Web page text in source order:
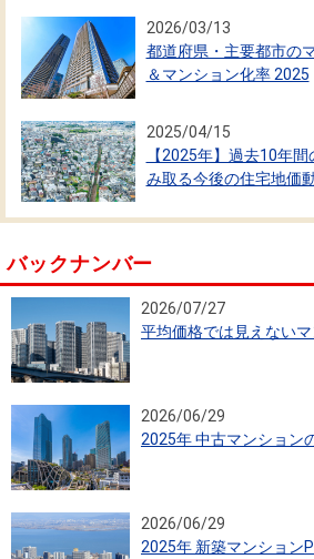
2026/03/13
都道府県・主要都市の
＆マンション化率 2025
2025/04/15
【2025年】過去10年
み取る今後の住宅地価
バックナンバー
2026/07/27
平均価格では見えない
2026/06/29
2025年 中古マンション
2026/06/29
2025年 新築マンション